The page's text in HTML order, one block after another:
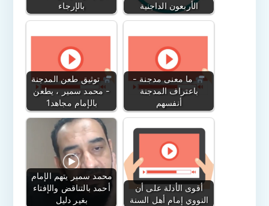
بالإرجاء
الأربعون الداجنية
توثيق طعن المدجنة
- محمد سمير ، يطعن
بالإمام مجاهد1
ما معنى مدجنة -
باعتراف المدجنة
أنفسهم
محمد سمير يتهم الإمام
أحمد بالتناقض والإفتاء
بغير دليل
أقوى الأدلة على أن
النووي إمام أهل السنة